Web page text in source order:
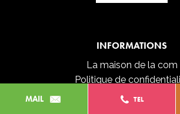
MAIL TEL
INFORMATIONS
La maison de la com
Politique de
Mentions légales